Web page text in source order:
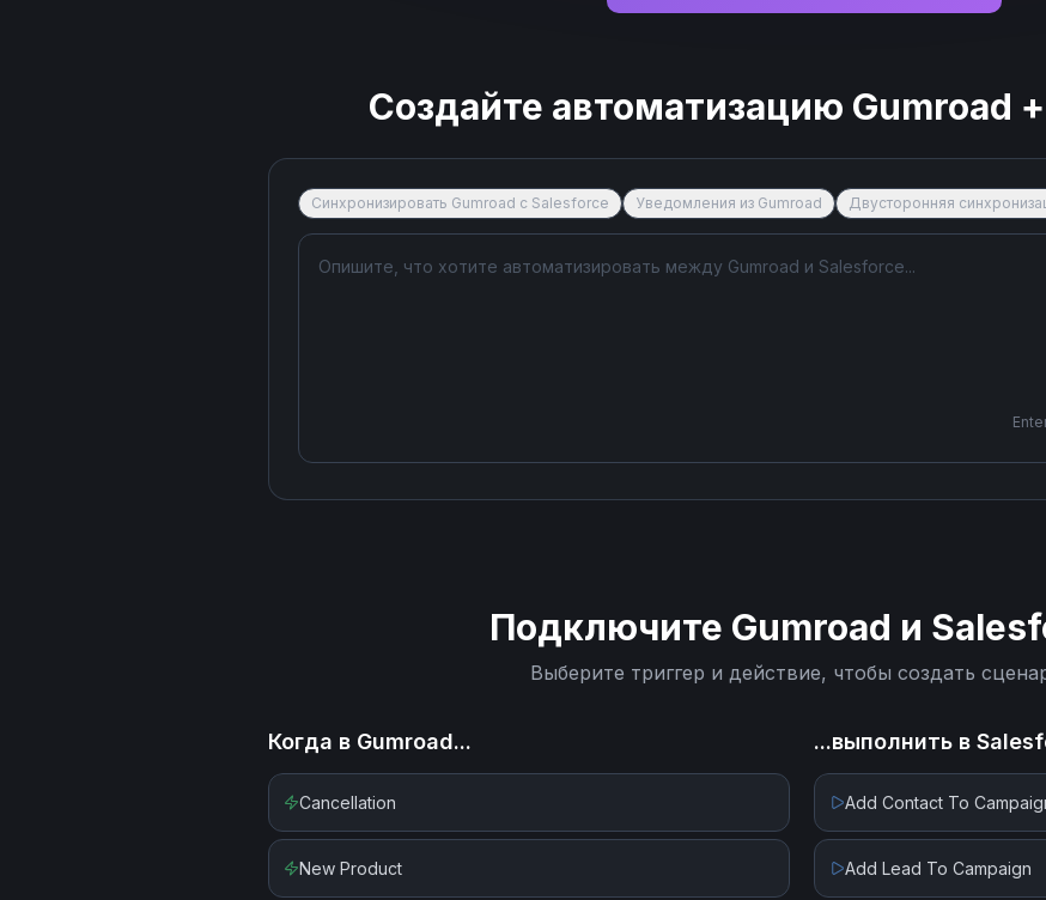
Создайте автоматизацию Gumroad +
Синхронизировать Gumroad с Salesforce Уведомления из Gumroad Двусторонняя
Подключите Gumroad и
Выберите триггер и действие, чтобы создать
Когда в Gumroad...
Cancellation
New Product
...выполнить в
Add Contact To
Add Lead To Campaign